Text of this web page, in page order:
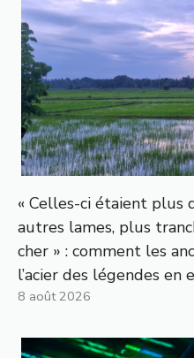
« Celles-ci étaient plus
autres lames, plus
cher » : comment les
l’acier des légendes
8 août 2026